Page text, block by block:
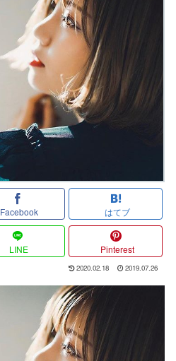
Facebook はてブ
LINE Pinterest
2020.02.18 2019.07.26